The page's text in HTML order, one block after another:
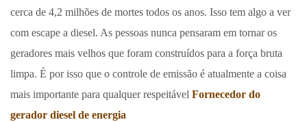
cerca de 4,2 milhões de mortes todos os anos. Isso tem algo a ver
com escape a diesel. As pessoas nunca pensaram em tornar os
geradores mais velhos que foram construídos para a força bruta
limpa. É por isso que o controle de emissão é atualmente a coisa
mais importante para qualquer respeitável Fornecedor do
gerador diesel de energia